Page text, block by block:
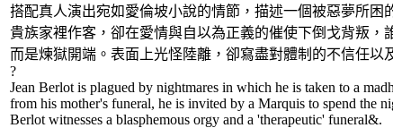
搭配真人演出宛如愛倫坡小說的情節，描述一個被惡夢所困
貴族家裡作客，卻在愛情與自以為正義的催使下倒戈背叛，
而是煉獄開端。表面上光怪陸離，卻寫盡對體制的不信任以
?
Jean Berlot is plagued by nightmares in which he is taken to a
from his mother's funeral, he is invited by a Marquis to spend the
Berlot witnesses a blasphemous orgy and a 'therapeutic' funeral&.